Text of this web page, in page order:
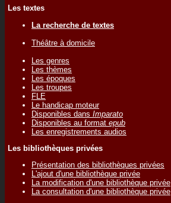
Les textes
La recherche de textes
Théâtre à domicile
Les genres
Les thèmes
Les époques
Les troupes
FLE
Le handicap moteur
Disponibles dans Imparato
Disponibles au format epub
Les enregistrements audios
Les bibliothèques privées
Présentation des bibliothèques privées
L'ajout d'une bibliothèque privée
La modification d'une bibliothèque privée
La consultation d'une bibliothèque privée